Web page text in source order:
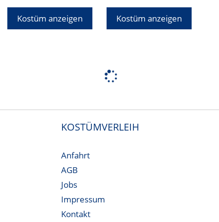
Kostüm anzeigen Kostüm anzeigen
KOSTÜMVERLEIH
Anfahrt
AGB
Jobs
Impressum
Kontakt